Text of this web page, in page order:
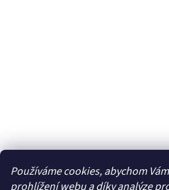
Používáme cookies, abychom
prohlížení webu a díky analýze
Sledovat na Instagramu